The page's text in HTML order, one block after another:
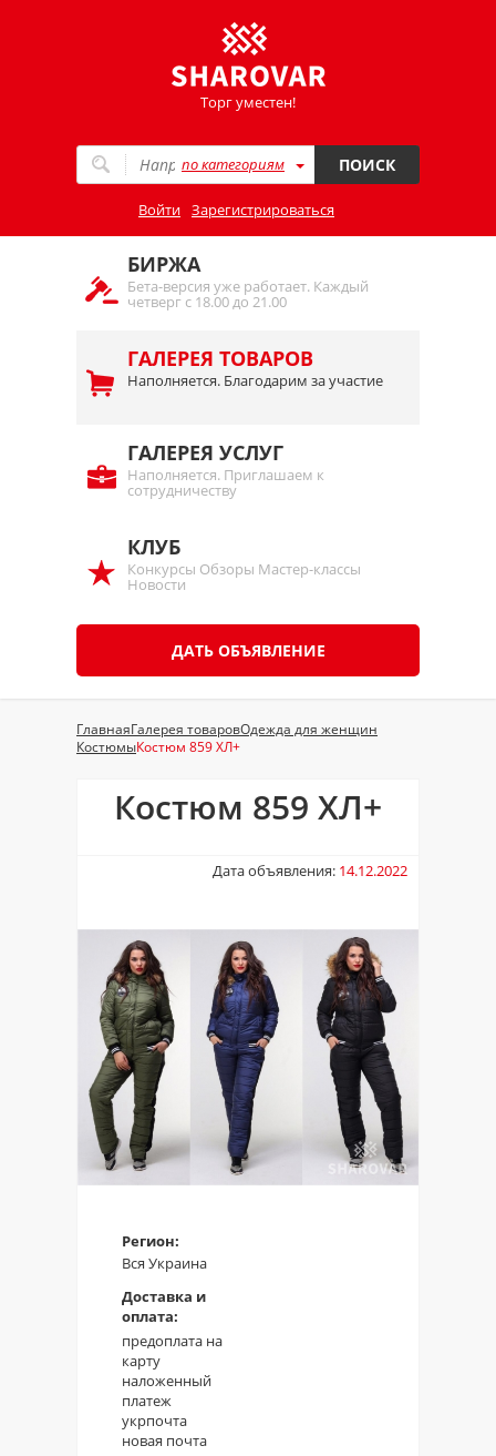
Торг уместен!
по категориям ПОИСК
Войти Зарегистрироваться
БИРЖА
Бета-версия уже работает. Каждый
четверг с 18.00 до 21.00
ГАЛЕРЕЯ ТОВАРОВ
Наполняется. Благодарим за участие
ГАЛЕРЕЯ УСЛУГ
Наполняется. Приглашаем к
сотрудничеству
КЛУБ
Конкурсы Обзоры Мастер-классы
Новости
ДАТЬ ОБЪЯВЛЕНИЕ
ГлавнаяГалерея товаровОдежда для женщин
КостюмыКостюм 859 ХЛ+
Костюм 859 ХЛ+
Дата объявления: 14.12.2022
Регион:
Вся Украина
Доставка и
оплата:
предоплата на
карту
наложенный
платеж
укрпочта
новая почта